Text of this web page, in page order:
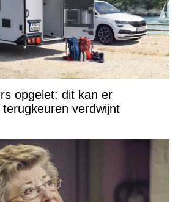
opgelet: dit kan er
verdwijnt